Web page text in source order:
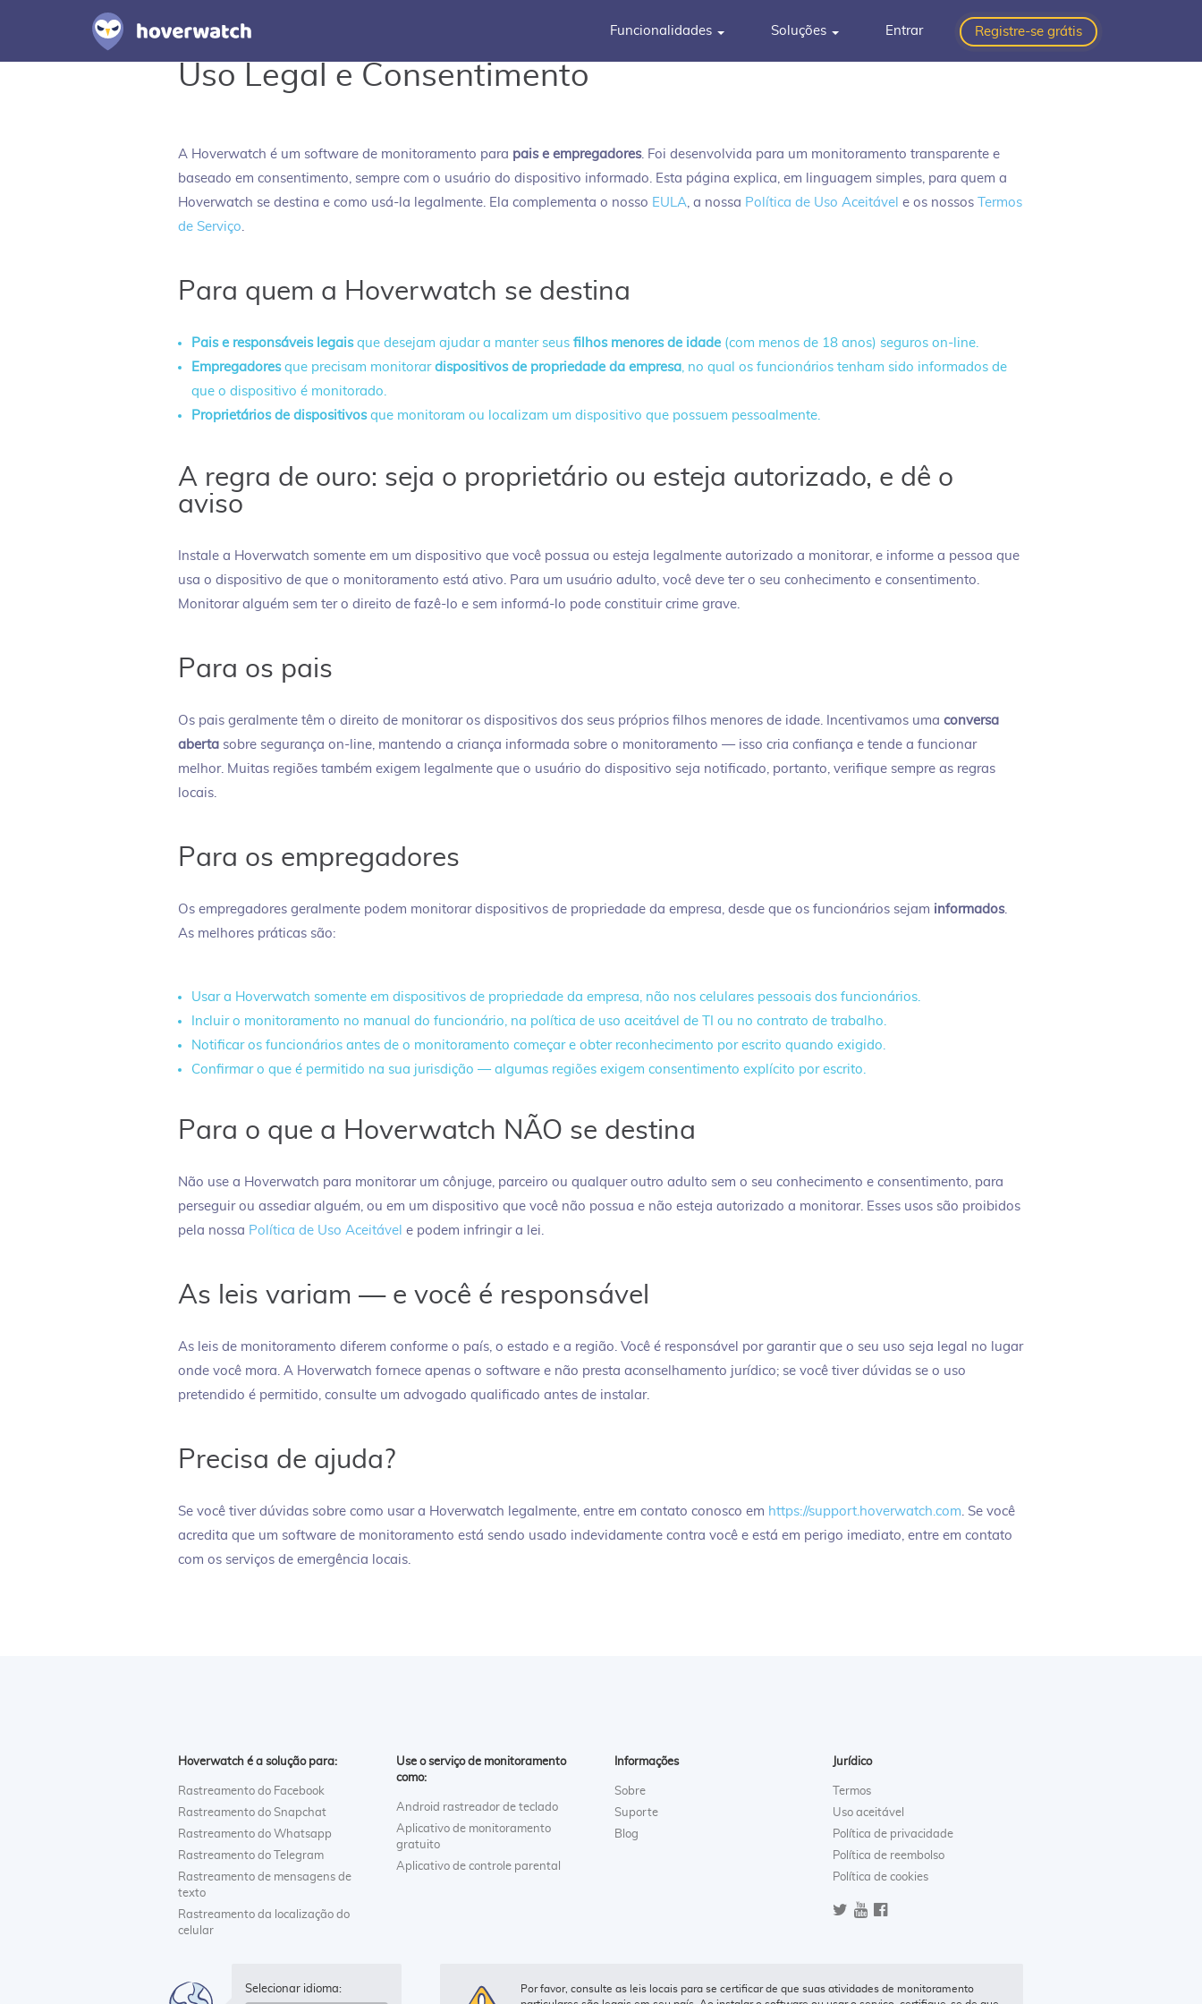
Funcionalidades Soluções Entrar Registre-se grátis
Uso Legal e Consentimento
A Hoverwatch é um software de monitoramento para pais e empregadores. Foi desenvolvida para um monitoramento transparente e
baseado em consentimento, sempre com o usuário do dispositivo informado. Esta página explica, em linguagem simples, para quem a
Hoverwatch se destina e como usá-la legalmente. Ela complementa o nosso EULA, a nossa Política de Uso Aceitável e os nossos
Termos
de Serviço.
Para quem a Hoverwatch se destina
Pais e responsáveis legaisque desejam ajudar a manter seusfilhos menores de idade (com menos de 18 anos) seguros on-line.
Empregadoresque precisam monitorardispositivos de propriedade da empresa, no qual os funcionários tenham sido informados de
que o dispositivo é monitorado.
Proprietários de dispositivosque monitoram ou localizam um dispositivo que possuem pessoalmente.
A regra de ouro: seja o proprietário ou esteja autorizado, e dê o
aviso
Instale a Hoverwatch somente em um dispositivo que você possua ou esteja legalmente autorizado a monitorar, e informe a pessoa que
usa o dispositivo de que o monitoramento está ativo. Para um usuário adulto, você deve ter o seu conhecimento e consentimento.
Monitorar alguém sem ter o direito de fazê-lo e sem informá-lo pode constituir crime grave.
Para os pais
Os pais geralmente têm o direito de monitorar os dispositivos dos seus próprios filhos menores de idade. Incentivamos umaconversa
aberta sobre segurança on-line, mantendo a criança informada sobre o monitoramento — isso cria confiança e tende a funcionar
melhor. Muitas regiões também exigem legalmente que o usuário do dispositivo seja notificado, portanto, verifique sempre as regras
locais.
Para os empregadores
Os empregadores geralmente podem monitorar dispositivos de propriedade da empresa, desde que os funcionários sejam informados.
As melhores práticas são:
Usar a Hoverwatch somente em dispositivos de propriedade da empresa, não nos celulares pessoais dos funcionários.
Incluir o monitoramento no manual do funcionário, na política de uso aceitável de TI ou no contrato de trabalho.
Notificar os funcionários antes de o monitoramento começar e obter reconhecimento por escrito quando exigido.
Confirmar o que é permitido na sua jurisdição — algumas regiões exigem consentimento explícito por escrito.
Para o que a Hoverwatch NÃO se destina
Não use a Hoverwatch para monitorar um cônjuge, parceiro ou qualquer outro adulto sem o seu conhecimento e consentimento, para
perseguir ou assediar alguém, ou em um dispositivo que você não possua e não esteja autorizado a monitorar. Esses usos são proibidos
pela nossa Política de Uso Aceitável e podem infringir a lei.
As leis variam — e você é responsável
As leis de monitoramento diferem conforme o país, o estado e a região. Você é responsável por garantir que o seu uso seja legal no lugar
onde você mora. A Hoverwatch fornece apenas o software e não presta aconselhamento jurídico; se você tiver dúvidas se o uso
pretendido é permitido, consulte um advogado qualificado antes de instalar.
Precisa de ajuda?
Se você tiver dúvidas sobre como usar a Hoverwatch legalmente, entre em contato conosco em https://support.hoverwatch.com. Se você
acredita que um software de monitoramento está sendo usado indevidamente contra você e está em perigo imediato, entre em contato
com os serviços de emergência locais.
Hoverwatch é a solução para:
Rastreamento do Facebook
Rastreamento do Snapchat
Rastreamento do Whatsapp
Rastreamento do Telegram
Rastreamento de mensagens de
texto
Rastreamento da localização do
celular
Use o serviço de monitoramento
como:
Android rastreador de teclado
Aplicativo de monitoramento
gratuito
Aplicativo de controle parental
Informações
Sobre
Suporte
Blog
Jurídico
Termos
Uso aceitável
Política de privacidade
Política de reembolso
Política de cookies
Selecionar idioma:
Por favor, consulte as leis locais para se certificar de que suas atividades de monitoramento